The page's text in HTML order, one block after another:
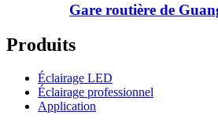
Gare routière de
Produits
Éclairage LED
Éclairage professionnel
Application